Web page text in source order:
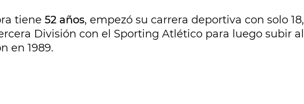
tiene 52 años, empezó su carrera deportiva con solo 18,
División con el Sporting Atlético para luego subir al
en 1989.